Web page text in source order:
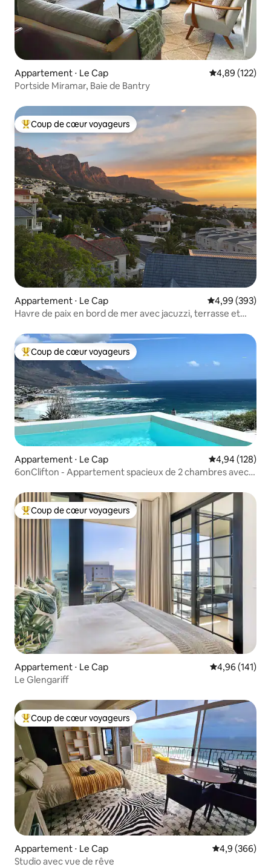
Appartement ⋅ Le Cap Évaluation
4,89 (122)
Portside Miramar, Baie de Bantry
Coups de cœur voyageurs les plus appréciés
Coup de cœur voyageurs
Appartement ⋅ Le Cap Évaluation
4,99 (393)
Havre de paix en bord de mer avec jacuzzi, terrasse et
Coups de cœur voyageurs les plus appréciés
Coup de cœur voyageurs
Appartement ⋅ Le Cap Évaluation
4,94 (128)
6onClifton - Appartement spacieux de 2 chambres avec
Coups de cœur voyageurs les plus appréciés
Coup de cœur voyageurs
Appartement ⋅ Le Cap Évaluation
4,96 (141)
Le Glengariff
Coups de cœur voyageurs les plus appréciés
Coup de cœur voyageurs
Appartement ⋅ Le Cap Évaluation
4,9 (366)
Studio avec vue de rêve